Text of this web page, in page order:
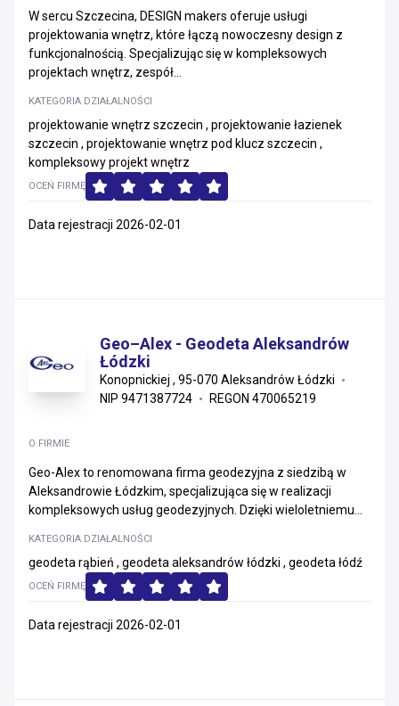
W sercu Szczecina, DESIGN makers oferuje usługi
projektowania wnętrz, które łączą nowoczesny design z
funkcjonalnością. Specjalizując się w kompleksowych
projektach wnętrz, zespół...
KATEGORIA DZIAŁALNOŚCI
projektowanie wnętrz szczecin , projektowanie łazienek
szczecin , projektowanie wnętrz pod klucz szczecin ,
kompleksowy projekt wnętrz
OCEŃ FIRMĘ
Data rejestracji 2026-02-01
Geo–Alex - Geodeta Aleksandrów
Łódzki
Konopnickiej , 95-070 Aleksandrów Łódzki
NIP 9471387724
REGON 470065219
O FIRMIE
Geo-Alex to renomowana firma geodezyjna z siedzibą w
Aleksandrowie Łódzkim, specjalizująca się w realizacji
kompleksowych usług geodezyjnych. Dzięki wieloletniemu...
KATEGORIA DZIAŁALNOŚCI
geodeta rąbień , geodeta aleksandrów łódzki , geodeta łódź
OCEŃ FIRMĘ
Data rejestracji 2026-02-01